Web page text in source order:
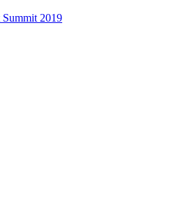
2019